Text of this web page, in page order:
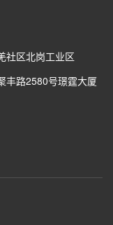
社区北岗工业区
丰路2580号璟霆大厦